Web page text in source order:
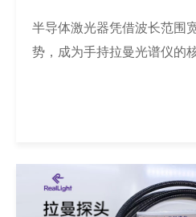
半导体激光器凭借波长范围
势，成为手持拉曼光谱仪的